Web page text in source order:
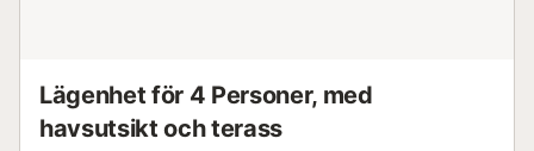
Lägenhet för 4 Personer, med
havsutsikt och terass